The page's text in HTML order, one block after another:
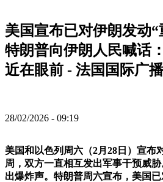
美国宣布已对伊朗发动
特朗普向伊朗人民喊话
近在眼前 - 法国国际广
28/02/2026 - 09:19
美国和以色列周六（2月28日）宣布
周，双方一直相互发出军事干预威
出爆炸声。特朗普周六宣布，美国